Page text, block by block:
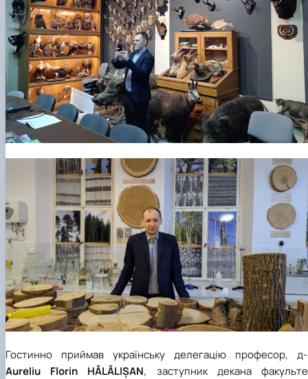
Гостинно приймав українську делегацію професор,
Aureliu Florin HĂLĂLIȘAN, заступник декана